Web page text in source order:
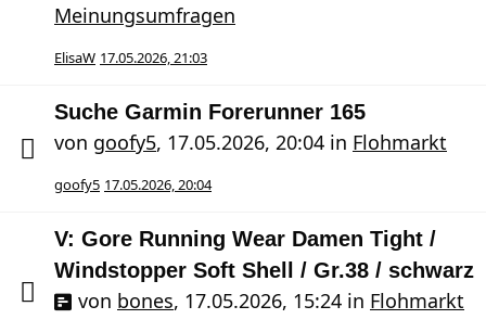
Meinungsumfragen
ElisaW 17.05.2026, 21:03
Suche Garmin Forerunner 165
von goofy5, 17.05.2026, 20:04 in Flohmarkt
goofy5 17.05.2026, 20:04
V: Gore Running Wear Damen Tight /
Windstopper Soft Shell / Gr.38 / schwarz
von bones, 17.05.2026, 15:24 in Flohmarkt